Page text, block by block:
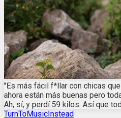
"Es más fácil f*llar con chicas
ahora están más buenas pero
Ah, sí, y perdí 59 kilos. Así que
TurnToMusicInstead